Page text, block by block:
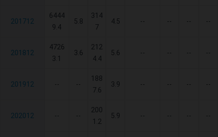
201712
6444
9.4
5.8
314
7
4.5 -- -- -- --
201812
4726
3.1
3.6
212
4.4
5.6 -- -- -- --
201912 -- --
188
7.6
3.9 -- -- -- --
202012 -- --
200
1.2
5.9 -- -- -- --